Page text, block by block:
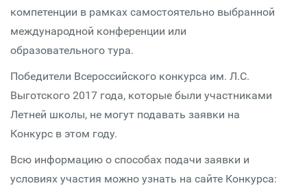
компетенции в рамках самостоятельно выбранной
международной конференции или
образовательного тура.
Победители Всероссийского конкурса им. Л.С.
Выготского 2017 года, которые были участниками
Летней школы, не могут подавать заявки на
Конкурс в этом году.
Всю информацию о способах подачи заявки и
условиях участия можно узнать на сайте Конкурса: